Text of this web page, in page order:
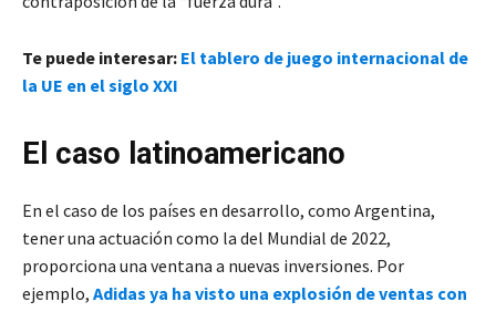
Te puede interesar: El tablero de juego internacional de
la UE en el siglo XXI
El caso latinoamericano
En el caso de los países en desarrollo, como Argentina,
tener una actuación como la del Mundial de 2022,
proporciona una ventana a nuevas inversiones. Por
ejemplo, Adidas ya ha visto una explosión de ventas con